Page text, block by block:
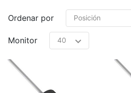
Ordenar por
Monitor